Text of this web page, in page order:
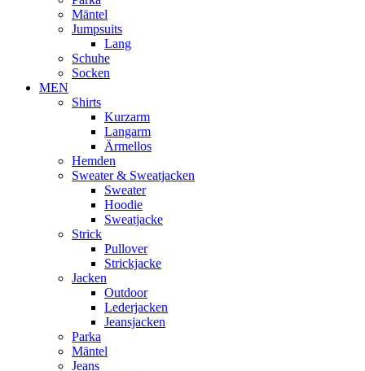
Mäntel
Jumpsuits
Lang
Schuhe
Socken
MEN
Shirts
Kurzarm
Langarm
Ärmellos
Hemden
Sweater & Sweatjacken
Sweater
Hoodie
Sweatjacke
Strick
Pullover
Strickjacke
Jacken
Outdoor
Lederjacken
Jeansjacken
Parka
Mäntel
Jeans